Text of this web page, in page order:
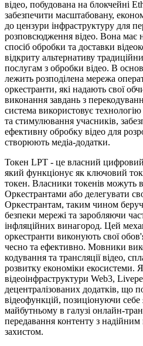
відео, побудована на блокчейні
забезпечити масштабовану,
до цензури інфраструктуру для
розповсюдження відео. Вона має
спосіб обробки та доставки
відкриту альтернативу
послугам з обробки відео. В
лежить розподілена мережа
оркестранти, які надають свої
виконання завдань з
система використовує
та стимулювання учасників,
ефективну обробку відео для
створюють медіа-додатки.
Токен LPT - це власний
який функціонує як ключовий
токен. Власники токенів можуть
Оркестрантами або делегувати
Оркестрантам, таким чином
безпеки мережі та заробляючи
інфляційних винагород. Цей
оркестранти виконують свої
чесно та ефективно. Мовники
кодування та трансляції відео,
розвитку економіки екосистеми.
відеоінфраструктури Web3,
децентралізованих додатків, що
відеофункцій, позиціонуючи
майбутньому в галузі онлайн-
передавання контенту з
захистом.